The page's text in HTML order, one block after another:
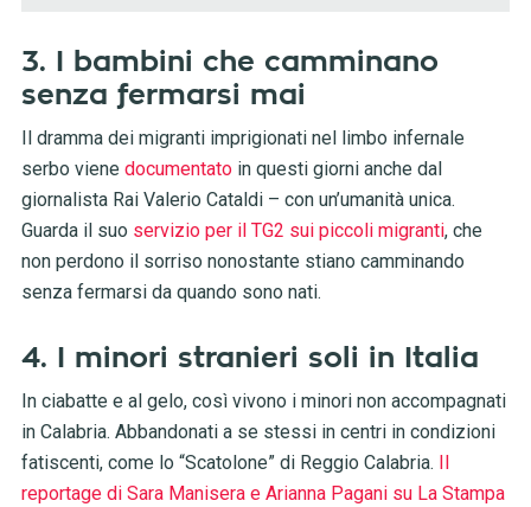
3. I bambini che camminano
senza fermarsi mai
Il dramma dei migranti imprigionati nel limbo infernale
serbo viene documentatoin questi giorni anche dal
giornalista Rai Valerio Cataldi – con un’umanità unica.
Guarda il suo servizio per il TG2 sui piccoli migranti, che
non perdono il sorriso nonostante stiano camminando
senza fermarsi da quando sono nati.
4. I minori stranieri soli in Italia
In ciabatte e al gelo, così vivono i minori non accompagnati
in Calabria. Abbandonati a se stessi in centri in condizioni
fatiscenti, come lo “Scatolone” di Reggio Calabria. Il
reportage di Sara Manisera e Arianna Pagani su La Stampa